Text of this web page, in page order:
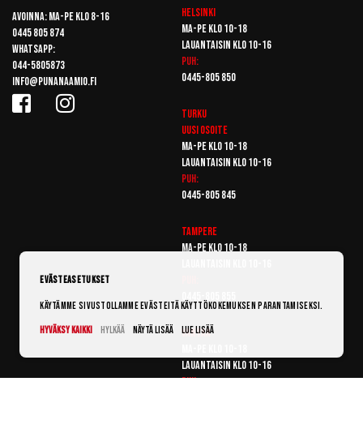
Avoinna: Ma-pe klo 8-16
0445 805 874
Whatsapp:
044-5805873
info@punanaamio.fi
Helsinki
Ma-pe klo 10-18
Lauantaisin klo 10-16
Puh:
0445-805 850
Turku
Uusi osoite
Ma-pe klo 10-18
Lauantaisin klo 10-16
Puh:
0445-805 845
Tampere
Ma-pe klo 10-18
Vantaa
Lauantaisin klo 10-16
Puh:
Evästeasetukset
Käytämme sivustollamme evästeitä käyttökokemuksen parantamiseksi.
Hyväksy kaikki
Hylkää Näytä lisää Lue lisää